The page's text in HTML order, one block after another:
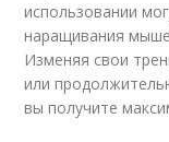
использовании
наращивания
Изменяя свои
или
вы получите